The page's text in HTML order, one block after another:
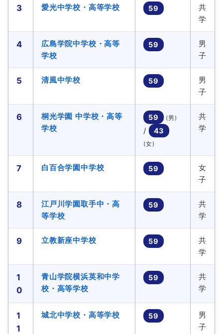
3 愛光中学校・高等学校 59
共
学
4
広島学院中学校・高等
学校
59
男
子
5 清風中学校 59
男
子
6
桐光学園 中学校・高等
学校
59 (男)
/ 43
(女)
共
学
7 白百合学園中学校 59
女
子
8
江戸川学園取手中・高
等学校
59
共
学
9 立教新座中学校 59
共
学
1
0
青山学院横浜英和中学
校・高等学校
59
共
学
1
1
城北中学校・高等学校 59
男
子